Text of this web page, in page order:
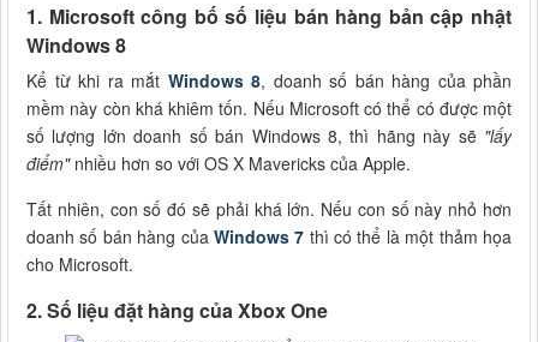
1. Microsoft công bố số liệu bán hàng bản cập nhật
Windows 8
Kể từ khi ra mắt Windows 8, doanh số bán hàng của phần
mềm này còn khá khiêm tốn. Nếu Microsoft có thể có được một
số lượng lớn doanh số bán Windows 8, thì hãng này sẽ "lấy
điểm"nhiều hơn so với OS X Mavericks của Apple.
Tất nhiên, con số đó sẽ phải khá lớn. Nếu con số này nhỏ hơn
doanh số bán hàng của Windows 7 thì có thể là một thảm họa
cho Microsoft.
2. Số liệu đặt hàng của Xbox One